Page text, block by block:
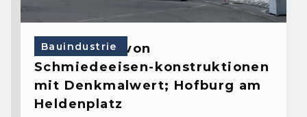
Bauindustrie
Überholung von
Schmiedeeisen-konstruktionen
mit Denkmalwert; Hofburg am
Heldenplatz